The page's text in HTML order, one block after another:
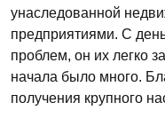
унаследованной
предприятиями. С
проблем, он их легко
начала было много.
получения крупного